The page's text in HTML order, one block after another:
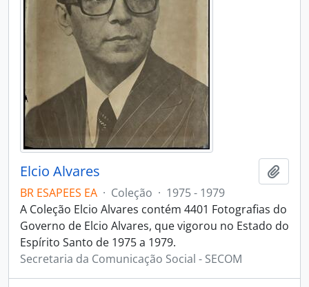
Elcio Alvares
BR ESAPEES EA · Coleção · 1975 - 1979
A Coleção Elcio Alvares contém 4401 Fotografias do
Governo de Elcio Alvares, que vigorou no Estado do
Espírito Santo de 1975 a 1979.
Secretaria da Comunicação Social - SECOM